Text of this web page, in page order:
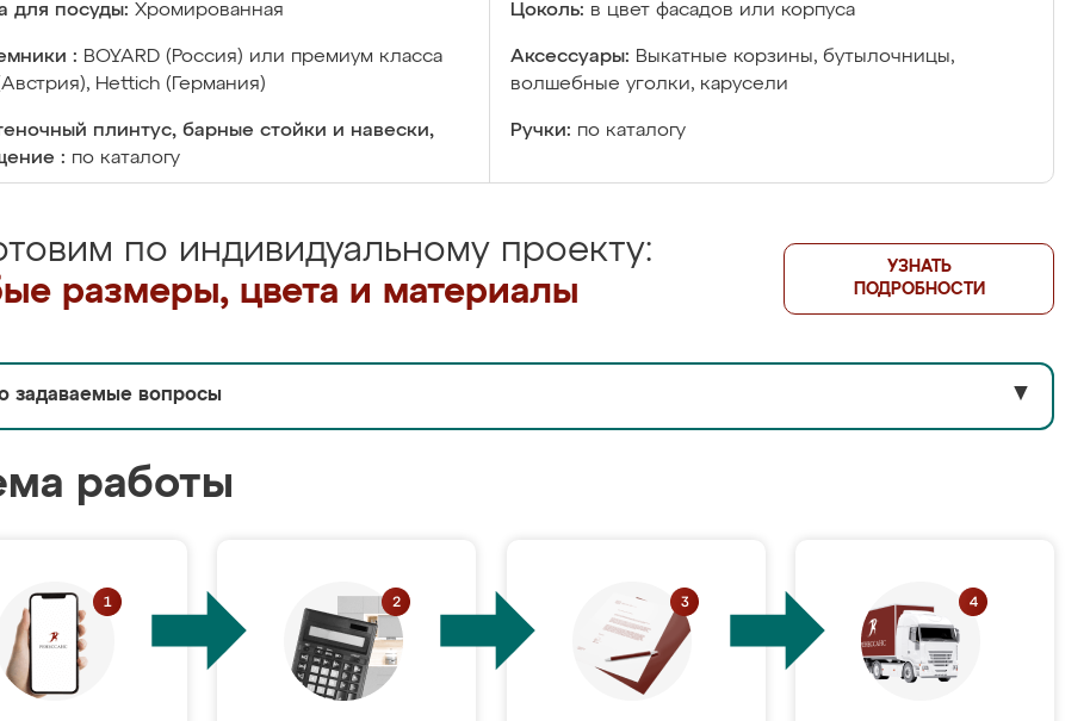
для посуды: Хромированная Цоколь: в цвет фасадов или корпуса
: BOYARD (Россия) или премиум класса
Hettich (Германия)
Аксессуары: Выкатные корзины, бутылочницы,
волшебные уголки, карусели
плинтус, барные стойки и навески,
: по каталогу
Ручки: по каталогу
по индивидуальному проекту:
размеры, цвета и материалы
УЗНАТЬ
ПОДРОБНОСТИ
задаваемые вопросы ▼
работы